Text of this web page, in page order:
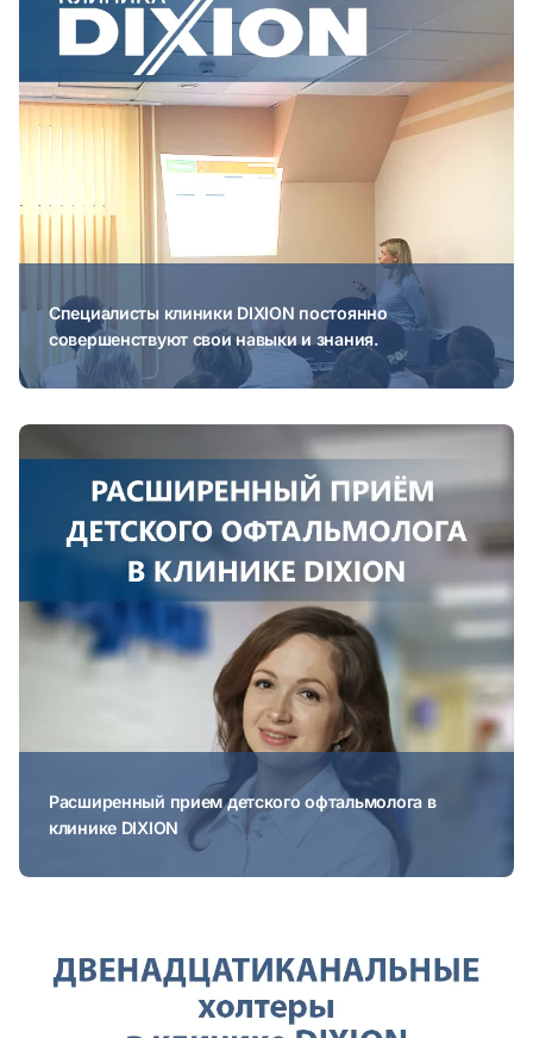
Специалисты клиники DIXION постоянно
совершенствуют свои навыки и знания.
Расширенный прием детского офтальмолога в
клинике DIXION